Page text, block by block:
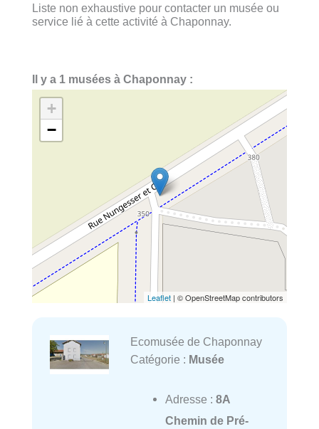
Liste non exhaustive pour contacter un musée ou
service lié à cette activité à Chaponnay.
Il y a 1 musées à Chaponnay :
+
−
Leaflet | © OpenStreetMap contributors
Ecomusée de Chaponnay
Catégorie : Musée
Adresse : 8A
Chemin de Pré-